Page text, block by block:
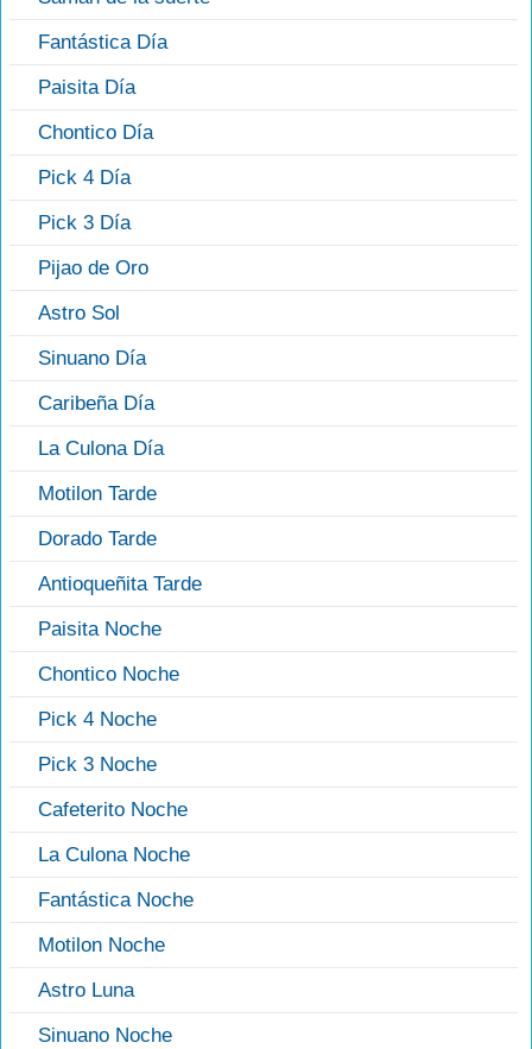
Fantástica Día
Paisita Día
Chontico Día
Pick 4 Día
Pick 3 Día
Pijao de Oro
Astro Sol
Sinuano Día
Caribeña Día
La Culona Día
Motilon Tarde
Dorado Tarde
Antioqueñita Tarde
Paisita Noche
Chontico Noche
Pick 4 Noche
Pick 3 Noche
Cafeterito Noche
La Culona Noche
Fantástica Noche
Motilon Noche
Astro Luna
Sinuano Noche